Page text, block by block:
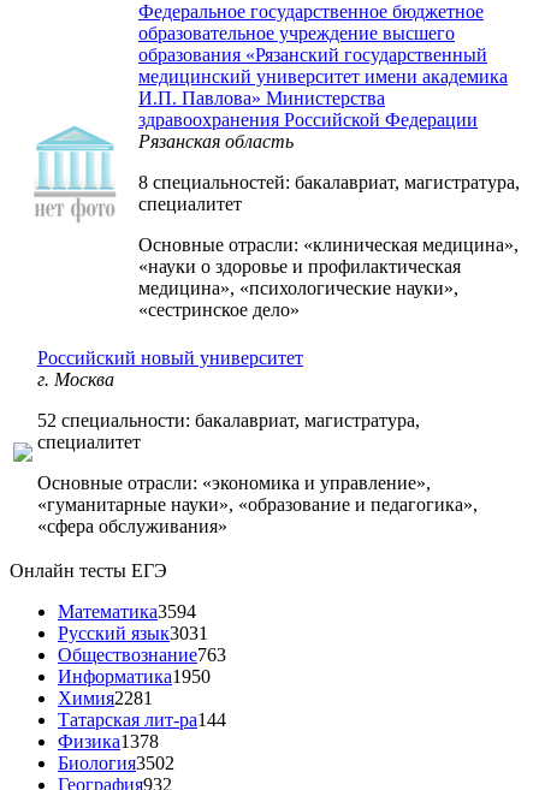
Федеральное государственное бюджетное
образовательное учреждение высшего
образования «Рязанский государственный
медицинский университет имени академика
И.П. Павлова» Министерства
здравоохранения Российской Федерации
Рязанская область
8 специальностей: бакалавриат, магистратура,
специалитет
Основные отрасли: «клиническая медицина»,
«науки о здоровье и профилактическая
медицина», «психологические науки»,
«сестринское дело»
Российский новый университет
г. Москва
52 специальности: бакалавриат, магистратура,
специалитет
Основные отрасли: «экономика и управление»,
«гуманитарные науки», «образование и педагогика»,
«сфера обслуживания»
Онлайн тесты ЕГЭ
Математика3594
Русский язык3031
Обществознание763
Информатика1950
Химия2281
Татарская лит-ра144
Физика1378
Биология3502
География932